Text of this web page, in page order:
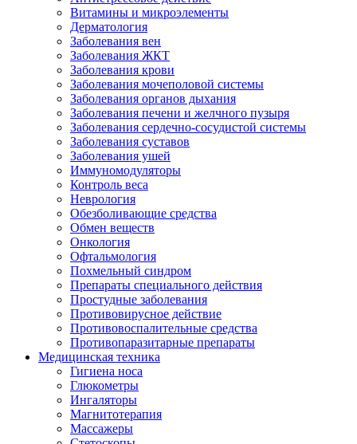
Витамины и микроэлементы
Дерматология
Заболевания вен
Заболевания ЖКТ
Заболевания крови
Заболевания мочеполовой системы
Заболевания органов дыхания
Заболевания печени и желчного пузыря
Заболевания сердечно-сосудистой системы
Заболевания суставов
Заболевания ушей
Иммуномодуляторы
Контроль веса
Неврология
Обезболивающие средства
Обмен веществ
Онкология
Офтальмология
Похмельный синдром
Препараты специального действия
Простудные заболевания
Противовирусное действие
Противовоспалительные средства
Противопаразитарные препараты
Медицинская техника
Гигиена носа
Глюкометры
Ингаляторы
Магнитотерапия
Массажеры